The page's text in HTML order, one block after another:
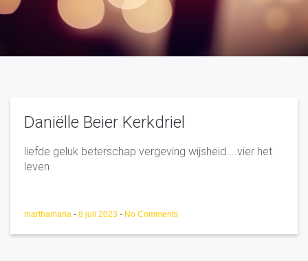
Daniëlle Beier Kerkdriel
liefde geluk beterschap vergeving wijsheid....vier het
leven
marthamaria - 8 juli 2023 - No Comments